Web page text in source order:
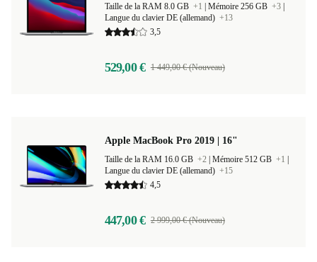
Taille de la RAM 8.0 GB +1 Mémoire 256 GB +3
Langue du clavier DE (allemand) +13
3,5
529,00 € 1 449,00 € (Nouveau)
Apple MacBook Pro 2019 | 16"
Taille de la RAM 16.0 GB +2 Mémoire 512 GB +1
Langue du clavier DE (allemand) +15
4,5
447,00 € 2 999,00 € (Nouveau)